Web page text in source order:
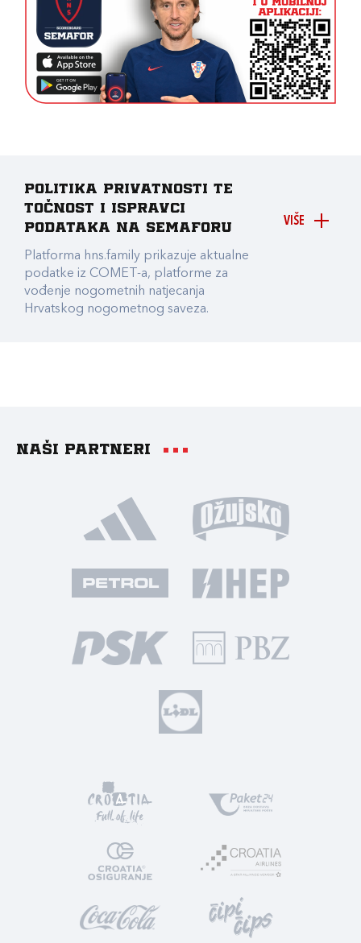
VIŠE
Politika privatnosti te
točnost i ispravci
podataka na Semaforu
Platforma hns.family prikazuje aktualne
podatke iz COMET-a, platforme za
vođenje nogometnih natjecanja
Hrvatskog nogometnog saveza.
Naši partneri